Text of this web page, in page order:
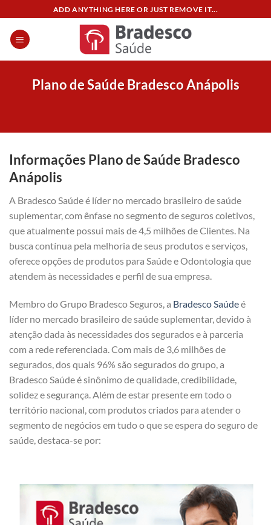
content
ADD ANYTHING HERE OR JUST REMOVE IT...
Plano de Saúde Bradesco Anápolis
Informações Plano de Saúde Bradesco
Anápolis
A Bradesco Saúde é líder no mercado brasileiro de saúde
suplementar, com ênfase no segmento de seguros coletivos,
que atualmente possui mais de 4,5 milhões de Clientes. Na
busca contínua pela melhoria de seus produtos e serviços,
oferece opções de produtos para Saúde e Odontologia que
atendem às necessidades e perfil de sua empresa.
Membro do Grupo Bradesco Seguros, a Bradesco Saúdeé
líder no mercado brasileiro de saúde suplementar, devido à
atenção dada às necessidades dos segurados e à parceria
com a rede referenciada. Com mais de 3,6 milhões de
segurados, dos quais 96% são segurados do grupo, a
Bradesco Saúde é sinônimo de qualidade, credibilidade,
solidez e segurança. Além de estar presente em todo o
território nacional, com produtos criados para atender o
segmento de negócios em tudo o que se espera do seguro de
saúde, destaca-se por: